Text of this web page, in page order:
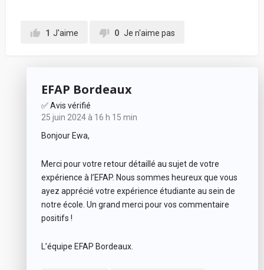
1 J'aime 0 Je n'aime pas
EFAP Bordeaux
✅ Avis vérifié
25 juin 2024 à 16 h 15 min
Bonjour Ewa,
Merci pour votre retour détaillé au sujet de votre
expérience à l’EFAP. Nous sommes heureux que vous
ayez apprécié votre expérience étudiante au sein de
notre école. Un grand merci pour vos commentaire
positifs !
L’équipe EFAP Bordeaux.